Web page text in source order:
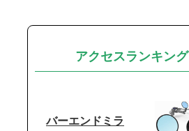
アクセスランキング
バーエンドミラ